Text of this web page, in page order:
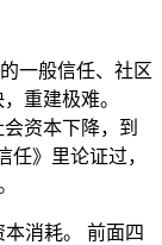
一般信任、社区
重建极难。
资本下降，到
任》里论证过，
消耗。 前面四